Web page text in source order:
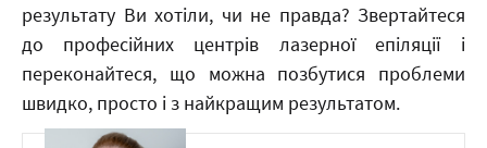
результату Ви хотіли, чи не правда? Звертайтеся
до професійних центрів лазерної епіляції і
переконайтеся, що можна позбутися проблеми
швидко, просто і з найкращим результатом.